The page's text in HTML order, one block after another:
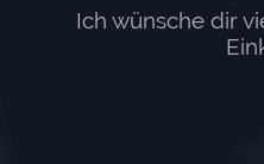
Ich wünsche dir